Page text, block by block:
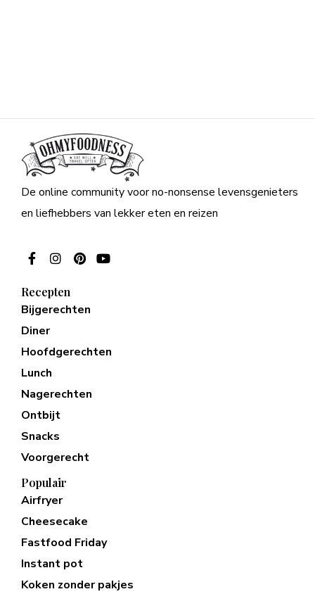
De online community voor no-nonsense levensgenieters
en liefhebbers van lekker eten en reizen
Recepten
Bijgerechten
Diner
Hoofdgerechten
Lunch
Nagerechten
Ontbijt
Snacks
Voorgerecht
Populair
Airfryer
Cheesecake
Fastfood Friday
Instant pot
Koken zonder pakjes